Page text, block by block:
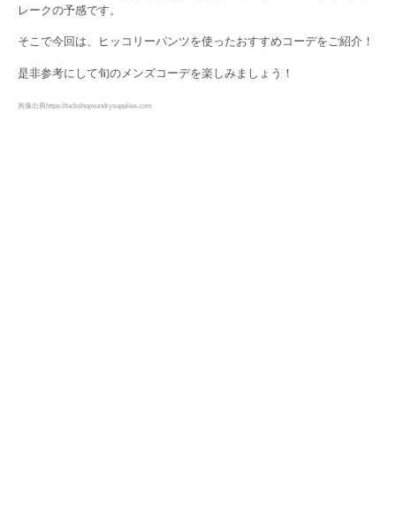
レークの予感です。
そこで今回は、ヒッコリーパンツを使ったおすすめコーデをご紹介！
是非参考にして旬のメンズコーデを楽しみましょう！
画像出典https://tuckshopsundrysupplies.com